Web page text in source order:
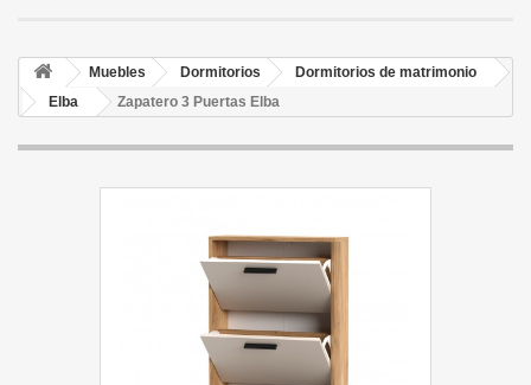
Muebles Dormitorios
Dormitorios de matrimonio
Elba
Zapatero 3 Puertas Elba